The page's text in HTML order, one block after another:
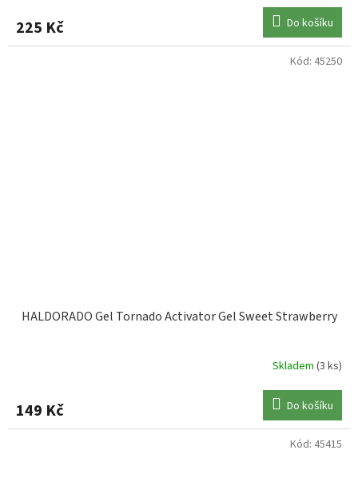
225 Kč Do košíku
HALDORADO Gel Tornado Activator Gel Sweet Strawberry
Skladem (3 ks)
149 Kč Do košíku
Kód: 45250
Kód: 45415